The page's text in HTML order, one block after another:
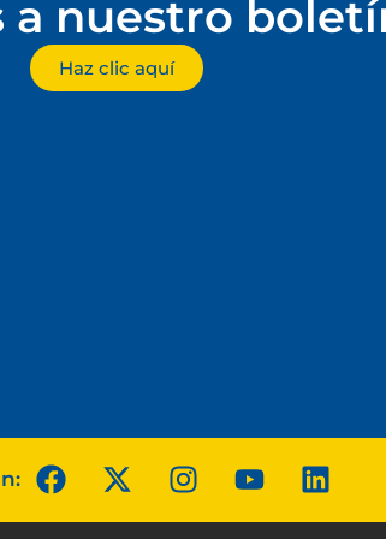
nuestro
Haz clic aquí